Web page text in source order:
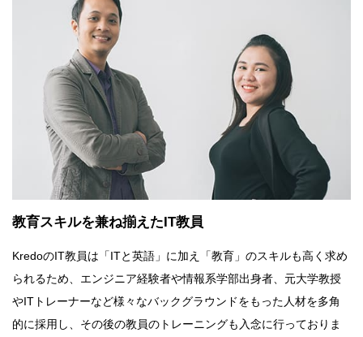
教育スキルを兼ね揃えたIT教員
KredoのIT教員は「ITと英語」に加え「教育」のスキルも高く求め
られるため、エンジニア経験者や情報系学部出身者、元大学教授
やITトレーナーなど様々なバックグラウンドをもった人材を多角
的に採用し、その後の教員のトレーニングも入念に行っておりま